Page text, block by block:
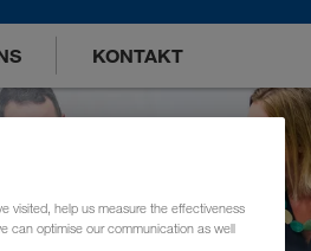
KONTAKT
visited, help us measure the effectiveness
can optimise our communication as well